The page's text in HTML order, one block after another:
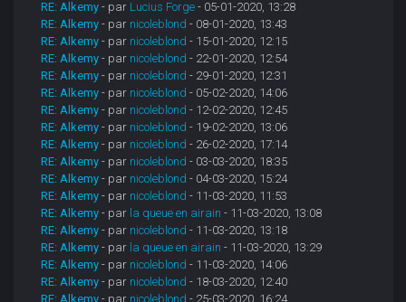
RE: Alkemy - par Lucius Forge - 05-01-2020, 13:28
RE: Alkemy - par nicoleblond - 08-01-2020, 13:43
RE: Alkemy - par nicoleblond - 15-01-2020, 12:15
RE: Alkemy - par nicoleblond - 22-01-2020, 12:54
RE: Alkemy - par nicoleblond - 29-01-2020, 12:31
RE: Alkemy - par nicoleblond - 05-02-2020, 14:06
RE: Alkemy - par nicoleblond - 12-02-2020, 12:45
RE: Alkemy - par nicoleblond - 19-02-2020, 13:06
RE: Alkemy - par nicoleblond - 26-02-2020, 17:14
RE: Alkemy - par nicoleblond - 03-03-2020, 18:35
RE: Alkemy - par nicoleblond - 04-03-2020, 15:24
RE: Alkemy - par nicoleblond - 11-03-2020, 11:53
RE: Alkemy - par la queue en airain - 11-03-2020, 13:08
RE: Alkemy - par nicoleblond - 11-03-2020, 13:18
RE: Alkemy - par la queue en airain - 11-03-2020, 13:29
RE: Alkemy - par nicoleblond - 11-03-2020, 14:06
RE: Alkemy - par nicoleblond - 18-03-2020, 12:40
RE: Alkemy - par nicoleblond - 25-03-2020, 16:24